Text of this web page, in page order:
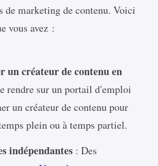
de marketing de contenu. Voici
vous avez :
un créateur de contenu en
rendre sur un portail d'emploi
un créateur de contenu pour
plein ou à temps partiel.
indépendantes : Des